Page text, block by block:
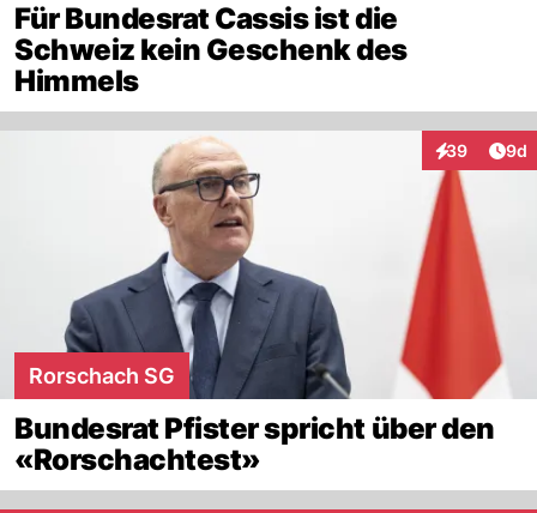
Für Bundesrat Cassis ist die
Schweiz kein Geschenk des
Himmels
39
Interaktionen
9d
Rorschach SG
Bundesrat Pfister spricht über den
«Rorschachtest»